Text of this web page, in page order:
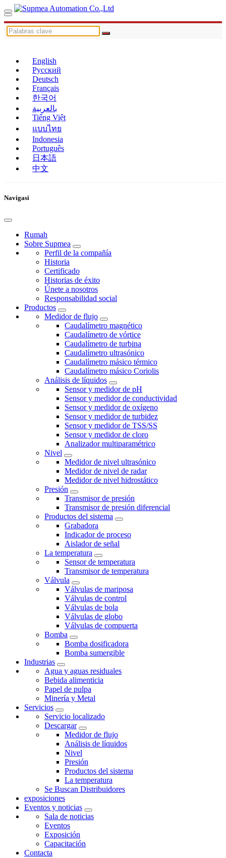
English
Русский
Deutsch
Français
한국어
بالعربية
Tiếng Việt
แบบไทย
Indonesia
Português
日本語
中文
Navigasi
Rumah
Sobre Supmea
Perfil de la compañía
Historia
Certificado
Historias de éxito
Únete a nosotros
Responsabilidad social
Productos
Medidor de flujo
Caudalímetro magnético
Caudalímetro de vórtice
Caudalímetro de turbina
Caudalímetro ultrasónico
Caudalímetro másico térmico
Caudalímetro másico Coriolis
Análisis de líquidos
Sensor y medidor de pH
Sensor y medidor de conductividad
Sensor y medidor de oxígeno
Sensor y medidor de turbidez
Sensor y medidor de TSS/SS
Sensor y medidor de cloro
Analizador multiparamétrico
Nivel
Medidor de nivel ultrasónico
Medidor de nivel de radar
Medidor de nivel hidrostático
Presión
Transmisor de presión
Transmisor de presión diferencial
Productos del sistema
Grabadora
Indicador de proceso
Aislador de señal
La temperatura
Sensor de temperatura
Transmisor de temperatura
Válvula
Válvulas de mariposa
Válvulas de control
Válvulas de bola
Válvulas de globo
Válvulas de compuerta
Bomba
Bomba dosificadora
Bomba sumergible
Industrias
Agua y aguas residuales
Bebida alimenticia
Papel de pulpa
Minería y Metal
Servicios
Servicio localizado
Descargar
Medidor de flujo
Análisis de líquidos
Nivel
Presión
Productos del sistema
La temperatura
Se Buscan Distribuidores
exposiciones
Eventos y noticias
Sala de noticias
Eventos
Exposición
Capacitación
Contacta